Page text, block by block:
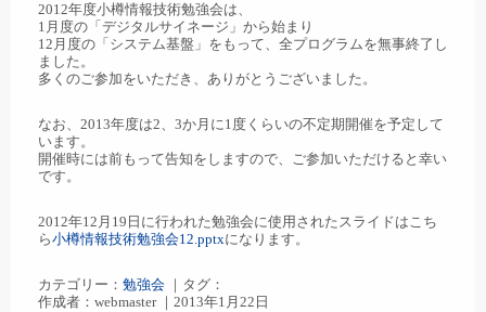
2012年度小樽情報技術勉強会は、
1月度の「デジタルサイネージ」から始まり
12月度の「システム基盤」をもって、全プログラムを無事終了し
ました。
多くのご参加をいただき、ありがとうございました。
なお、2013年度は2、3か月に1度くらいの不定期開催を予定して
います。
開催時には前もって告知をしますので、ご参加いただけると幸い
です。
2012年12月19日に行われた勉強会に使用されたスライドはこち
ら小樽情報技術勉強会12.pptxになります。
カテゴリー： 勉強会 ｜タグ：
作成者：webmaster ｜2013年1月22日